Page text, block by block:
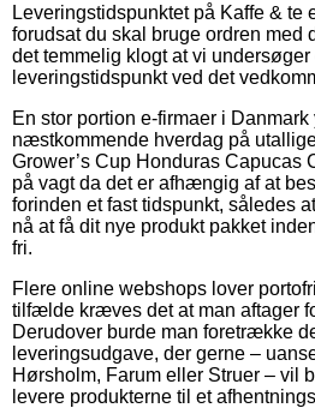
Leveringstidspunktet på Kaffe & te
forudsat du skal bruge ordren med
det temmelig klogt at vi
leveringstidspunkt ved det
En stor portion e-firmaer i
næstkommende hverdag på
Grower’s Cup Honduras Capucas
på vagt da det er afhængig af at
forinden et fast tidspunkt, således
nå at få dit nye produkt pakket
fri.
Flere online webshops lover
tilfælde kræves det at man aftager
Derudover burde man foretrække
leveringsudgave, der gerne –
Hørsholm, Farum eller Struer – vil
levere produkterne til et